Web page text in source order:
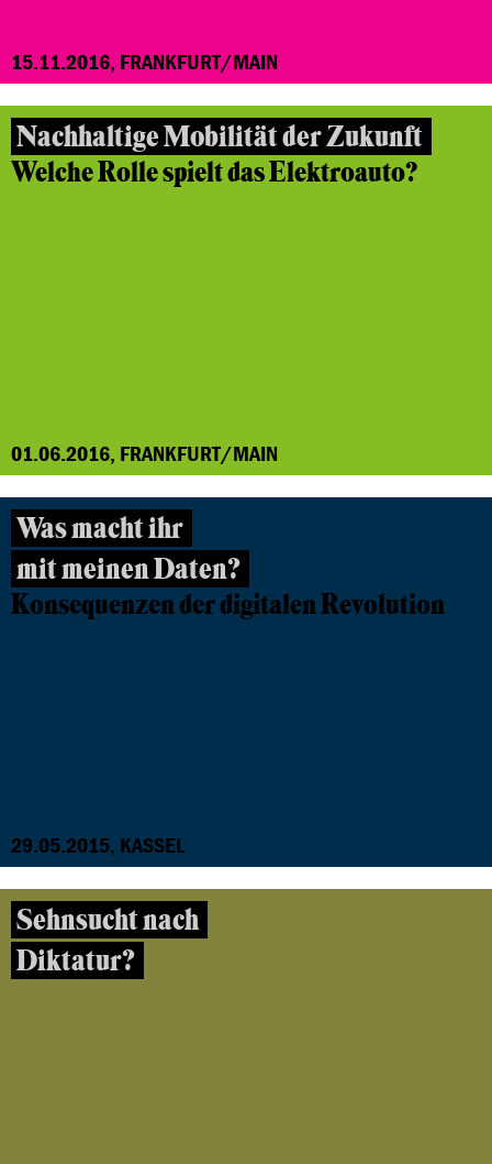
15.11.2016, FRANKFURT/MAIN
Nachhaltige Mobilität der Zukunft
Welche Rolle spielt das Elektroauto?
01.06.2016, FRANKFURT/MAIN
Was macht ihr
mit meinen Daten?
Konsequenzen der digitalen Revolution
29.05.2015, KASSEL
Sehnsucht nach
Diktatur?